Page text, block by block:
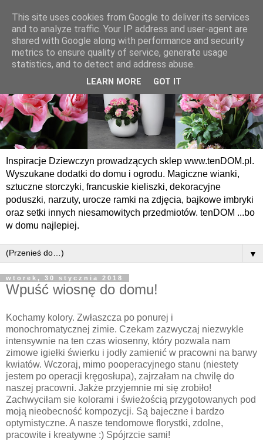
Inspiracje Dziewczyn prowadzących sklep www.tenDOM.pl.
Wyszukane dodatki do domu i ogrodu. Magiczne wianki,
sztuczne storczyki, francuskie kieliszki, dekoracyjne
poduszki, narzuty, urocze ramki na zdjęcia, bajkowe imbryki
oraz setki innych niesamowitych przedmiotów. tenDOM ...bo
w domu najlepiej.
▼
wtorek, 30 stycznia 2018
Wpuść wiosnę do domu!
Kochamy kolory. Zwłaszcza po ponurej i
monochromatycznej zimie. Czekam zazwyczaj niezwykle
intensywnie na ten czas wiosenny, który pozwala nam
zimowe igiełki świerku i jodły zamienić w pracowni na barwy
kwiatów. Wczoraj, mimo pooperacyjnego stanu (niestety
jestem po operacji kręgosłupa), zajrzałam na chwilę do
naszej pracowni. Jakże przyjemnie mi się zrobiło!
Zachwyciłam sie kolorami i świeżością przygotowanych pod
moją nieobecność kompozycji. Są bajeczne i bardzo
optymistyczne. A nasze tendomowe florystki, zdolne,
pracowite i kreatywne :) Spójrzcie sami!
This site uses cookies from Google to deliver its services
and to analyze traffic. Your IP address and user-agent are
shared with Google along with performance and security
metrics to ensure quality of service, generate usage
statistics, and to detect and address abuse.
LEARN MORE GOT IT